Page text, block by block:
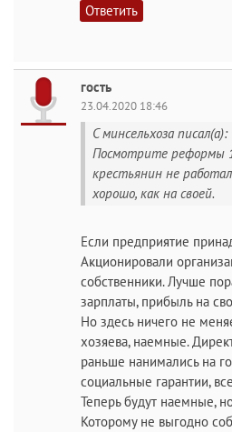
Ответить
гость
23.04.2020 18:46
С минсельхоза писал(а):
Посмотрите реформы
крестьянин не
хорошо, как на своей.
Если предприятие
Акционировали
собственники. Лучше
зарплаты, прибыль на
Но здесь ничего не
хозяева, наемные.
раньше нанимались на
социальные гарантии,
Теперь будут наемные,
Которому не выгодно